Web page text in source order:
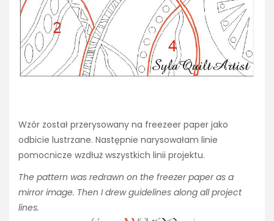
Wzór został przerysowany na freezeer paper jako
odbicie lustrzane. Następnie narysowałam linie
pomocnicze wzdłuż wszystkich linii projektu.
The pattern was redrawn on the freezer paper as a
mirror image. Then I drew guidelines along all project
lines.